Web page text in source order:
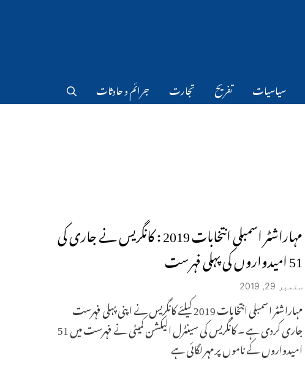
سیاسیات تفریح تجارت جرائم و حادثات
مہاراشٹر اسمبلی انتخابات 2019 : کانگریس نے جاری کی
51 امیدواروں کی پہلی فہرست
ستمبر 29, 2019
مہاراشٹر اسمبلی انتخابات 2019 کیلئے کانگریس نے اپنی پہلی فہرست
جاری کردی ہے ۔ کانگریس کی سینٹرل الیکشن کمیٹی نے فہرست میں 51
امیدواروں کے ناموں پر مہر لگائی ہے